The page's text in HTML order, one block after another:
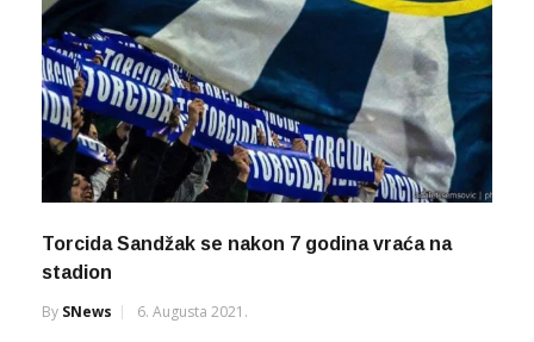
Torcida Sandžak se nakon 7 godina vraća na
stadion
By SNews 6. Augusta 2021.